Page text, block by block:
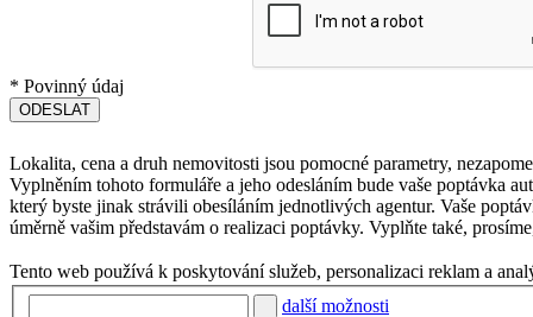
* Povinný údaj
Lokalita, cena a druh nemovitosti jsou pomocné parametry,
Vyplněním tohoto formuláře a jeho odesláním bude vaše poptávka
který byste jinak strávili obesíláním jednotlivých agentur. Vaše
úměrně vašim představám o realizaci poptávky. Vyplňte také,
Tento web používá k poskytování služeb, personalizaci reklam a
další možnosti